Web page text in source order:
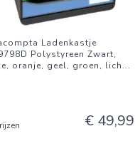
Ladenkastje
Polystyreen Zwart,
oranje, geel, groen, lich...
€ 49,99